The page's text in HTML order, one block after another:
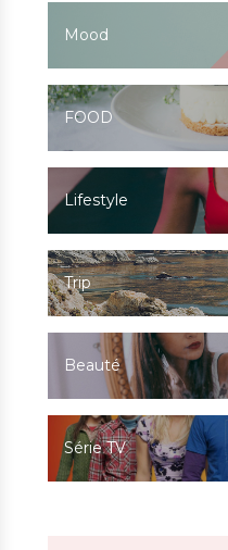
Mood
FOOD
Lifestyle
Trip
Beauté
Série TV